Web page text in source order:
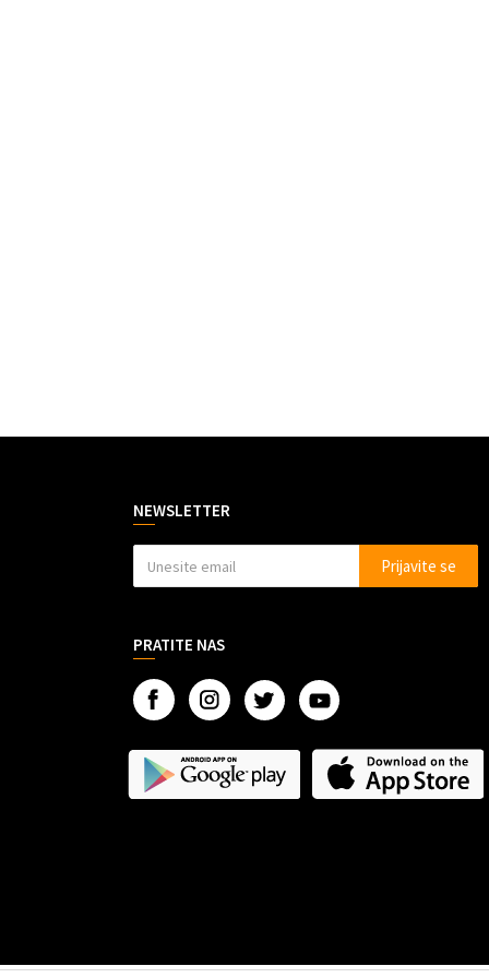
NEWSLETTER
Prijavite se
PRATITE NAS